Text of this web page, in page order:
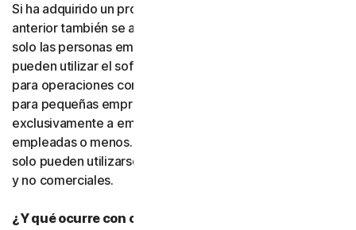
Si ha adquirido un producto para pequeñas empresas, lo
anterior también se aplica. La única diferencia es que
solo las personas empleadas por la pequeña empresa
pueden utilizar el software y los servicios, y únicamente
para operaciones comerciales internas. Nuestras ofertas
para pequeñas empresas se conceden bajo licencia
exclusivamente a empresas con cincuenta personas
empleadas o menos. Los productos para consumidores
solo pueden utilizarse con fines personales, domésticos
y no comerciales.
¿Y qué ocurre con otras personas?